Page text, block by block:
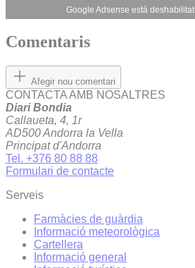
Google Adsense està deshabilitat.
Comentaris
Afegir nou comentari
CONTACTA AMB NOSALTRES
Diari Bondia
Callaueta, 4, 1r
AD500 Andorra la Vella
Principat d'Andorra
Tel. +376 80 88 88
Formulari de contacte
Serveis
Farmàcies de guàrdia
Informació meteorològica
Cartellera
Informació general